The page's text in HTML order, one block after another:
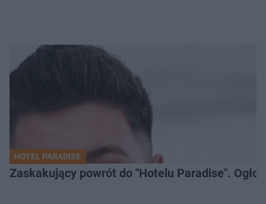
HOTEL PARADISE
Zaskakujący powrót do "Hotelu Paradise".